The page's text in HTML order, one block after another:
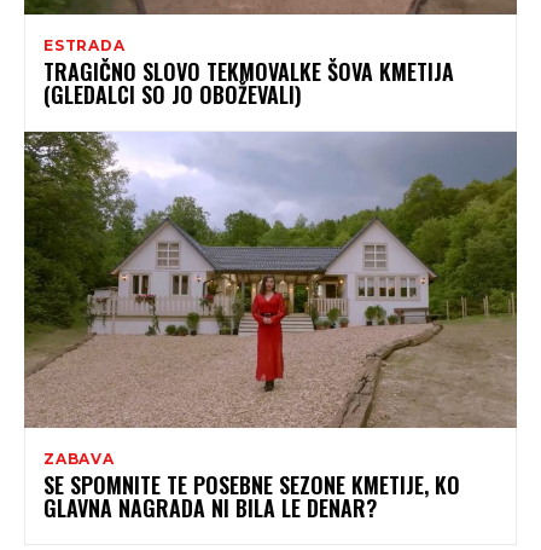
ESTRADA
TRAGIČNO SLOVO TEKMOVALKE ŠOVA KMETIJA
(GLEDALCI SO JO OBOŽEVALI)
ZABAVA
SE SPOMNITE TE POSEBNE SEZONE KMETIJE, KO
GLAVNA NAGRADA NI BILA LE DENAR?